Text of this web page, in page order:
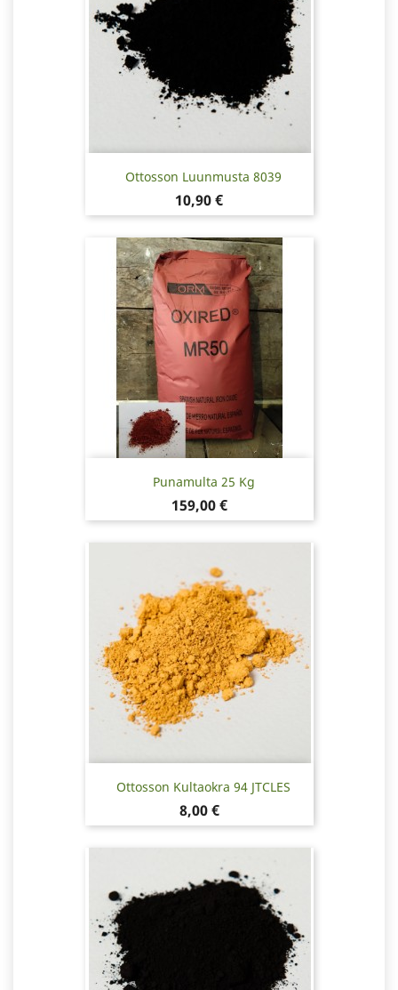
Ottosson Luunmusta 8039
Hinta
10,90 €
Punamulta 25 Kg
Hinta
159,00 €
Ottosson Kultaokra 94 JTCLES
Hinta
8,00 €